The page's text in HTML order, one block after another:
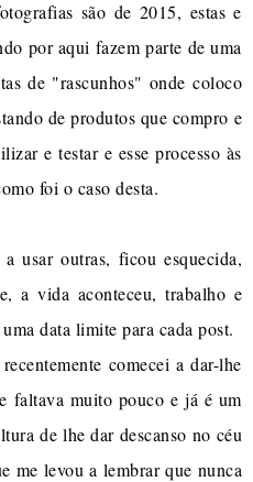
são de 2015, estas e
por aqui fazem parte de uma
de "rascunhos" onde coloco
de produtos que compro e
e testar e esse processo às
foi o caso desta.
usar outras, ficou esquecida,
a vida aconteceu, trabalho e
data limite para cada post.
comecei a dar-lhe
faltava muito pouco e já é um
de lhe dar descanso no céu
me levou a lembrar que nunca